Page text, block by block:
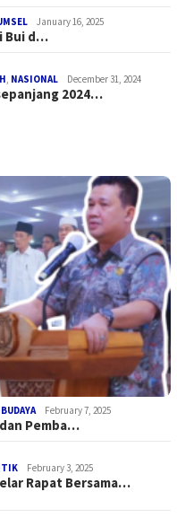
January 16, 2025
Bui d…
, NASIONAL December 31, 2024
2024…
February 7, 2025
Pemba…
February 3, 2025
Rapat Bersama…